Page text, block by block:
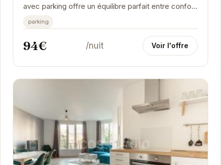
avec parking offre un équilibre parfait entre confort
moderne et charme authentique. Ses...
parking
94€ /nuit Voir l'offre